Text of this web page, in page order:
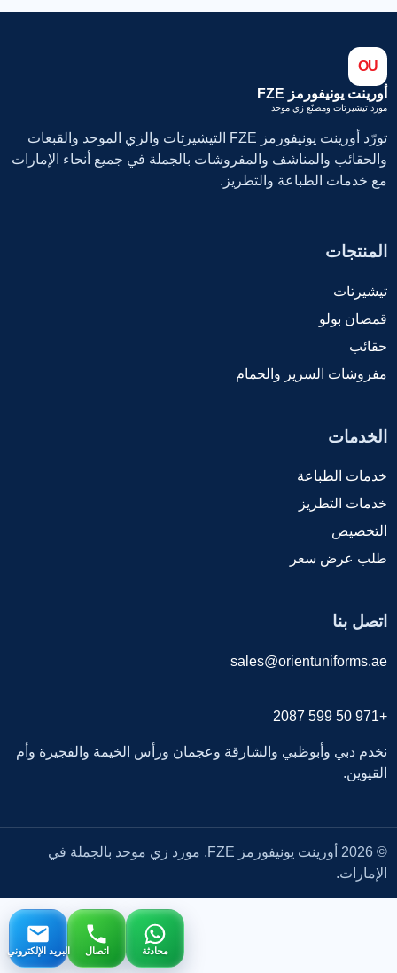
OU
أورينت يونيفورمز FZE
مورد تيشيرتات ومصنّع زي موحد
تورّد أورينت يونيفورمز FZE التيشيرتات والزي الموحد والقبعات
والحقائب والمناشف والمفروشات بالجملة في جميع أنحاء الإمارات
مع خدمات الطباعة والتطريز.
المنتجات
تيشيرتات
قمصان بولو
حقائب
مفروشات السرير والحمام
الخدمات
خدمات الطباعة
خدمات التطريز
التخصيص
طلب عرض سعر
اتصل بنا
sales@orientuniforms.ae
+971 50 599 2087
نخدم دبي وأبوظبي والشارقة وعجمان ورأس الخيمة والفجيرة وأم
القيوين.
© 2026 أورينت يونيفورمز FZE. مورد زي موحد بالجملة في
الإمارات.
محادثة اتصال البريد الإلكتروني